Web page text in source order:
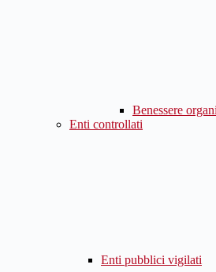
Benessere
Enti controllati
Enti pubblici vigilati